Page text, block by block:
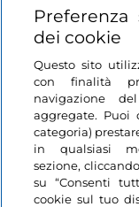
Login
Restiamo in
Preferenza
dei cookie
Questo sito
con finalità
navigazione
aggregate. Puoi
categoria)
in qualsiasi
sezione,
su “Consenti
cookie sul tuo